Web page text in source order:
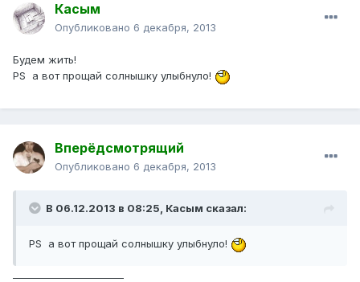
Касым
Опубликовано 6 декабря, 2013
Будем жить!
РS а вот прощай солнышку улыбнуло!
Вперёдсмотрящий
Опубликовано 6 декабря, 2013
В 06.12.2013 в 08:25, Касым сказал:
РS а вот прощай солнышку улыбнуло!